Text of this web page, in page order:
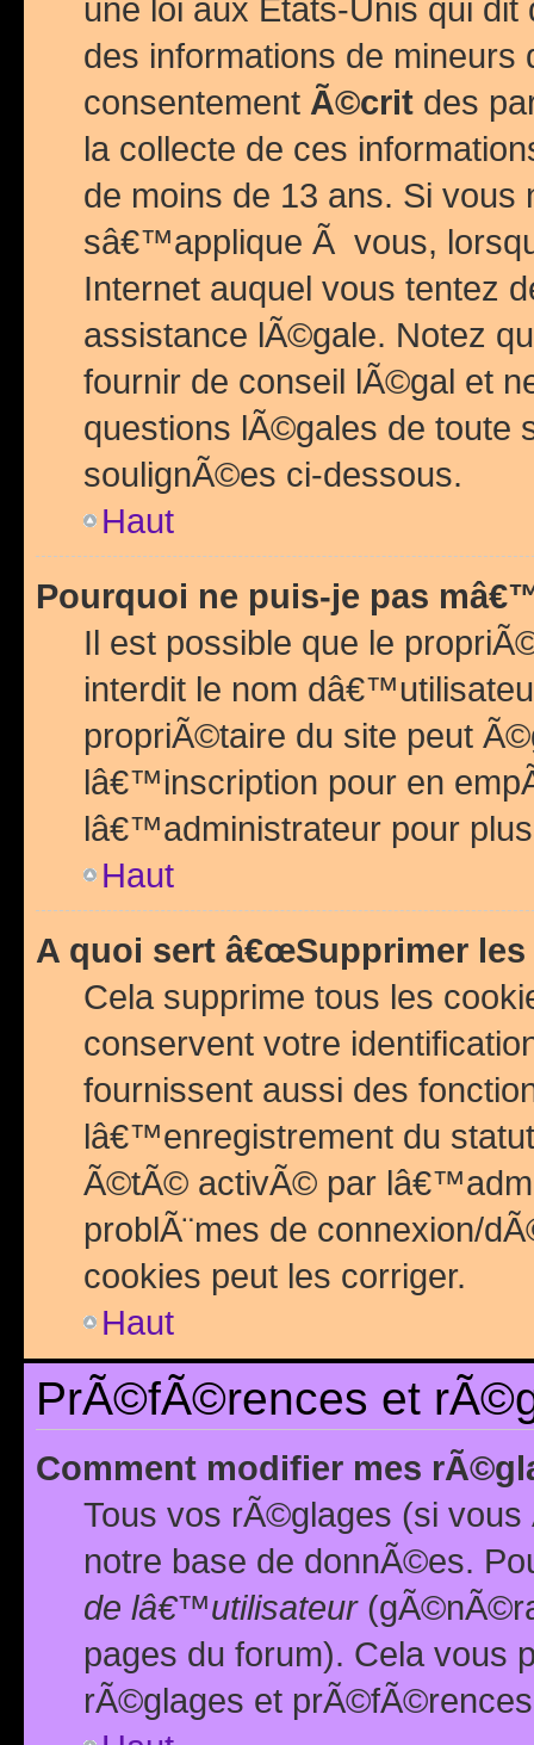
une loi aux Etats-Unis qui
des informations de mineurs
consentement Ã©crit des
la collecte de ces
de moins de 13 ans. Si
sâ€™applique Ã vous,
Internet auquel vous tentez
assistance lÃ©gale. Notez
fournir de conseil lÃ©gal et
questions lÃ©gales de
soulignÃ©es ci-dessous.
Haut
Pourquoi ne puis-je pas
Il est possible que le
interdit le nom
propriÃ©taire du site peut
lâ€™inscription pour en
lâ€™administrateur pour
Haut
A quoi sert â€œSupprimer les
Cela supprime tous les
conservent votre
fournissent aussi des
lâ€™enregistrement du
Ã©tÃ© activÃ© par
problÃ¨mes de connexion/
cookies peut les corriger.
Haut
PrÃ©fÃ©rences et
Comment modifier mes
Tous vos rÃ©glages (si
notre base de donnÃ©es.
de lâ€™utilisateur
pages du forum). Cela vous
rÃ©glages et